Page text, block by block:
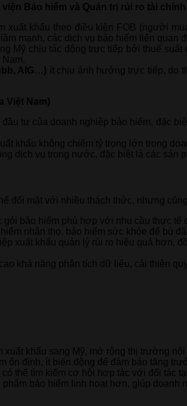
Bảo hiểm và Quản trị rủi ro tài chính
khẩu theo điều kiện FOB (người
mạnh, các dịch vụ bảo hiểm liên
Mỹ chịu tác động trực tiếp bởi thuế
AIG…) ít chịu ảnh hưởng trực tiếp, do
Việt Nam)
tư của doanh nghiệp bảo hiểm, đặc
khẩu không chiếm tỷ trọng lớn trong
dịch vụ trong nước, đặc biệt là các sản
đối mặt với nhiều thách thức, nhưng
bảo hiểm phù hợp với nhu cầu thực tế
nhân thọ, bảo hiểm sức khỏe để bù
xuất khẩu quản lý rủi ro hiệu quả hơn,
khả năng phân tích dữ liệu, cải thiện
xuất khẩu sang Mỹ, mở rộng thị trường
ổn định, ít biến động để đảm bảo tăng
có thể tìm kiếm cơ hội hợp tác với đối tác
bảo hiểm linh hoạt hơn, giúp doanh